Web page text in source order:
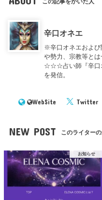
この記事をかいた人
辛口オネエ
※辛口オネエおよび
や勢力、宗教等と
☆☆☆占い師『辛口
を発信。
WebSite Twitter
NEW POST このライター
お知らせ